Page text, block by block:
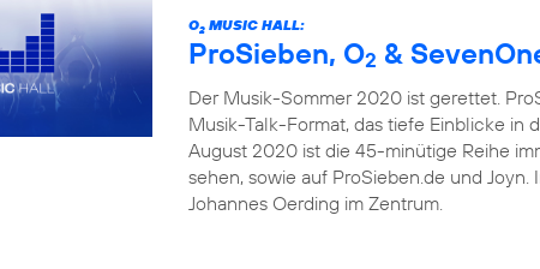
O2 MUSIC HALL:
ProSieben, O2 &
Der Musik-Sommer 2020 ist gerettet.
Musik-Talk-Format, das tiefe Einblicke in
August 2020 ist die 45-minütige Reihe
sehen, sowie auf ProSieben.de und
Johannes Oerding im Zentrum.